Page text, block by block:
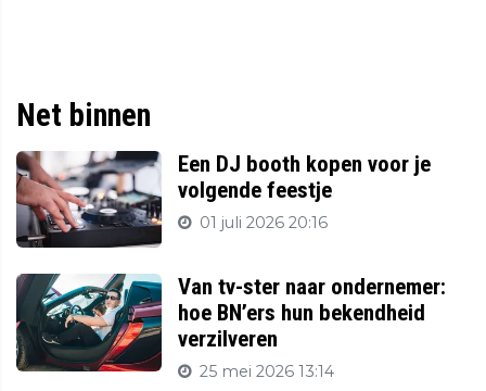
Net binnen
Een DJ booth kopen voor je
volgende feestje
01 juli 2026 20:16
Van tv-ster naar ondernemer:
hoe BN’ers hun bekendheid
verzilveren
25 mei 2026 13:14